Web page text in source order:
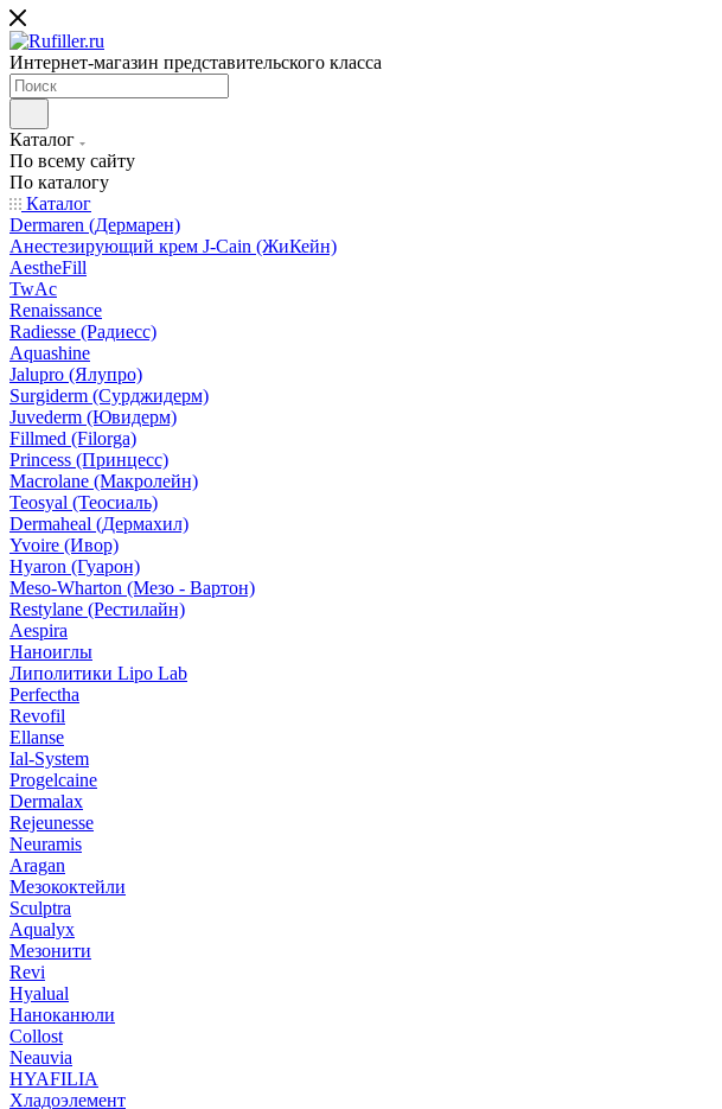
Интернет-магазин представительского класса
Каталог
По всему сайту
По каталогу
Каталог
Dermaren (Дермарен)
Анестезирующий крем J-Cain (ЖиКейн)
AestheFill
TwAc
Renaissance
Radiesse (Радиесс)
Aquashine
Jalupro (Ялупро)
Surgiderm (Сурджидерм)
Juvederm (Ювидерм)
Fillmed (Filorga)
Princess (Принцесс)
Macrolane (Макролейн)
Teosyal (Теосиаль)
Dermaheal (Дермахил)
Yvoire (Ивор)
Hyaron (Гуарон)
Meso-Wharton (Мезо - Вартон)
Restylane (Рестилайн)
Aespira
Наноиглы
Липолитики Lipo Lab
Perfectha
Revofil
Ellanse
Ial-System
Progelcaine
Dermalax
Rejeunesse
Neuramis
Aragan
Мезококтейли
Sculptra
Aqualyx
Мезонити
Revi
Hyalual
Наноканюли
Collost
Neauvia
HYAFILIA
Хладоэлемент